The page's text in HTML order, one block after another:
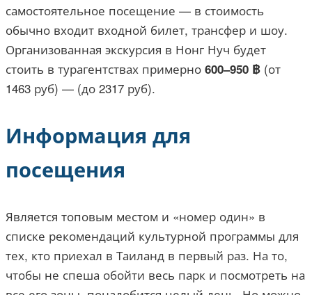
самостоятельное посещение — в стоимость
обычно входит входной билет, трансфер и шоу.
Организованная экскурсия в Нонг Нуч будет
стоить в турагентствах примерно 600–950 ฿ (от
1463 руб) — (до 2317 руб).
Информация для
посещения
Является топовым местом и «номер один» в
списке рекомендаций культурной программы для
тех, кто приехал в Таиланд в первый раз. На то,
чтобы не спеша обойти весь парк и посмотреть на